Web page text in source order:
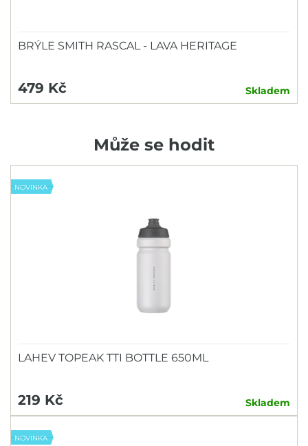
BRÝLE SMITH RASCAL - LAVA HERITAGE
479 Kč Skladem
Může se hodit
NOVINKA
LAHEV TOPEAK TTI BOTTLE 650ML
219 Kč Skladem
NOVINKA